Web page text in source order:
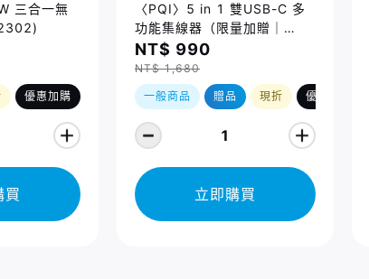
三合一無
優惠加購
買
〈PQI〉5 in 1 雙USB-C 多
功能集線器（限量加贈｜
U988 class 10 Micro SD
記憶卡 64GB，附 SD 轉卡）
NT$ 990
NT$ 1,680
一般商品 贈品 現折 優惠加購
1
立即購買